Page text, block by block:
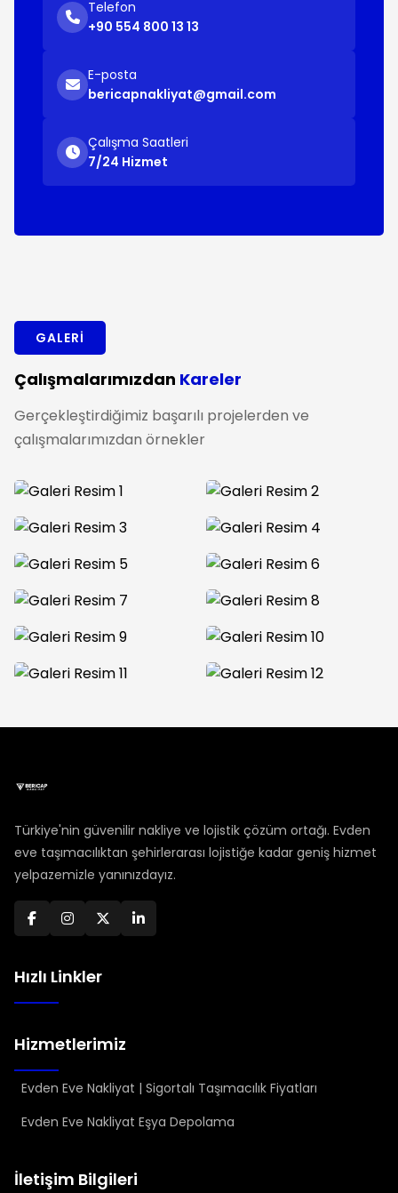
Telefon
+90 554 800 13 13
E-posta
bericapnakliyat@gmail.com
Çalışma Saatleri
7/24 Hizmet
GALERI
Çalışmalarımızdan Kareler
Gerçekleştirdiğimiz başarılı projelerden ve
çalışmalarımızdan örnekler
Türkiye'nin güvenilir nakliye ve lojistik çözüm ortağı. Evden
eve taşımacılıktan şehirlerarası lojistiğe kadar geniş hizmet
yelpazemizle yanınızdayız.
Hızlı Linkler
Hizmetlerimiz
Evden Eve Nakliyat | Sigortalı Taşımacılık Fiyatları
Evden Eve Nakliyat Eşya Depolama
İletişim Bilgileri